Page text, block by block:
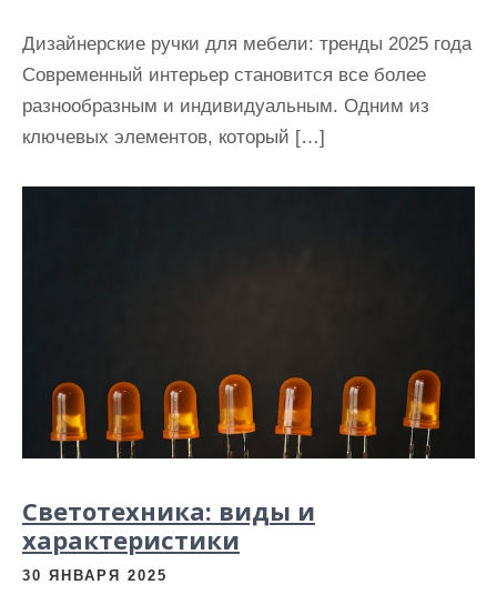
Дизайнерские ручки для мебели: тренды 2025 года
Современный интерьер становится все более
разнообразным и индивидуальным. Одним из
ключевых элементов, который […]
Светотехника: виды и
характеристики
30 ЯНВАРЯ 2025